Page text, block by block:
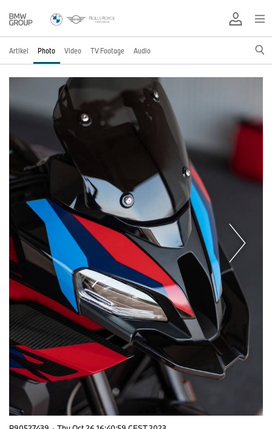
Artikel Photo Video TV Footage Audio